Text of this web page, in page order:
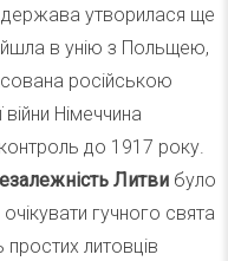
утворилася ще
в унію з Польщею,
російською
Німеччина
контроль до 1917 року.
Литви було
гучного свята
литовців